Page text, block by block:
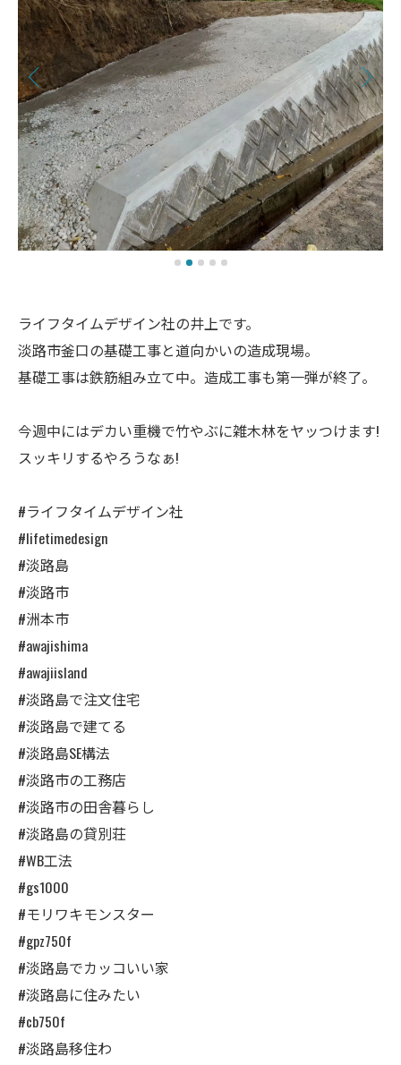
ライフタイムデザイン社の井上です。
淡路市釜口の基礎工事と道向かいの造成現場。
基礎工事は鉄筋組み立て中。造成工事も第一弾が終了。
今週中にはデカい重機で竹やぶに雑木林をヤッつけます!
スッキリするやろうなぁ!
#ライフタイムデザイン社
#lifetimedesign
#淡路島
#淡路市
#洲本市
#awajishima
#awajiisland
#淡路島で注文住宅
#淡路島で建てる
#淡路島SE構法
#淡路市の工務店
#淡路市の田舎暮らし
#淡路島の貸別荘
#WB工法
#gs1000
#モリワキモンスター
#gpz750f
#淡路島でカッコいい家
#淡路島に住みたい
#cb750f
#淡路島移住わ